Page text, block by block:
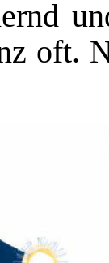
oft.